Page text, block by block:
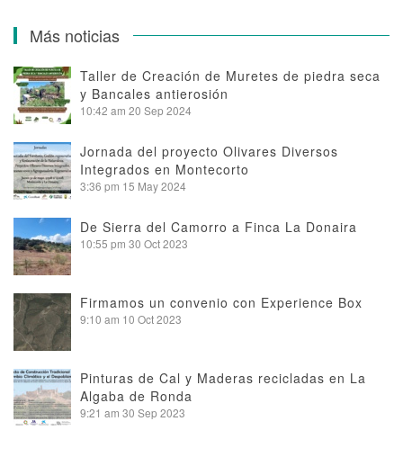
Más noticias
Taller de Creación de Muretes de piedra seca
y Bancales antierosión
10:42 am 20 Sep 2024
Jornada del proyecto Olivares Diversos
Integrados en Montecorto
3:36 pm 15 May 2024
De Sierra del Camorro a Finca La Donaira
10:55 pm 30 Oct 2023
Firmamos un convenio con Experience Box
9:10 am 10 Oct 2023
Pinturas de Cal y Maderas recicladas en La
Algaba de Ronda
9:21 am 30 Sep 2023